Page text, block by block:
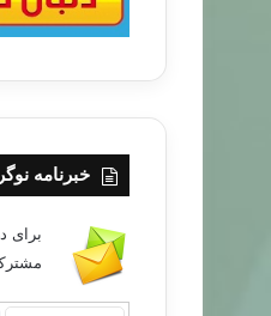
خبرنامه نوگرا
برای